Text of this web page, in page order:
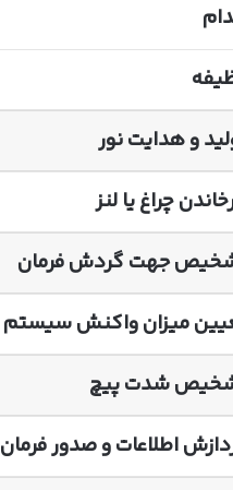
و هدایت نور
چراغ یا لنز
جهت گردش فرمان
میزان واکنش سیستم
شدت پیچ
اطلاعات و صدور فرمان